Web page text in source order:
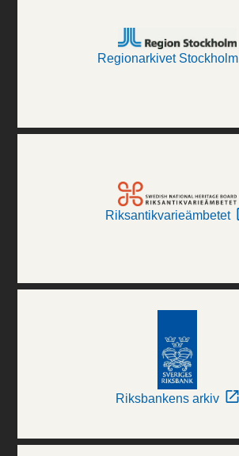
Regionarkivet Stockholm
Riksantikvarieämbetet
Riksbankens arkiv